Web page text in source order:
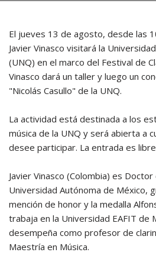
El jueves 13 de agosto, desde las
Javier Vinasco visitará la
(UNQ) en el marco del Festival de
Vinasco dará un taller y luego un
"Nicolás Casullo" de la UNQ.
La actividad está destinada a los
música de la UNQ y será abierta a
desee participar. La entrada es
Javier Vinasco (Colombia) es
Universidad Autónoma de México,
mención de honor y la medalla
trabaja en la Universidad EAFIT de
desempeña como profesor de
Maestría en Música.